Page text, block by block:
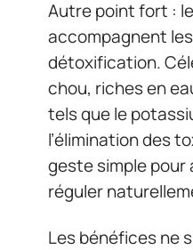
Autre point fort :
accompagnent
détoxification.
chou, riches en
tels que le
l’élimination des
geste simple pour
réguler
Les bénéfices ne